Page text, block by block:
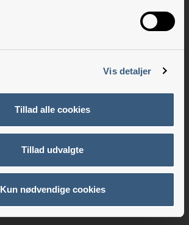
Vis detaljer
Tillad alle cookies
Tillad udvalgte
Kun nødvendige cookies